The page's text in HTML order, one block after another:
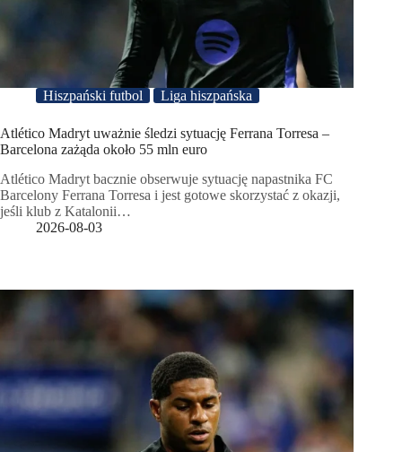
Hiszpański futbol Liga hiszpańska
Atlético Madryt uważnie śledzi sytuację Ferrana Torresa –
Barcelona zażąda około 55 mln euro
Atlético Madryt bacznie obserwuje sytuację napastnika FC
Barcelony Ferrana Torresa i jest gotowe skorzystać z okazji,
jeśli klub z Katalonii…
2026-08-03